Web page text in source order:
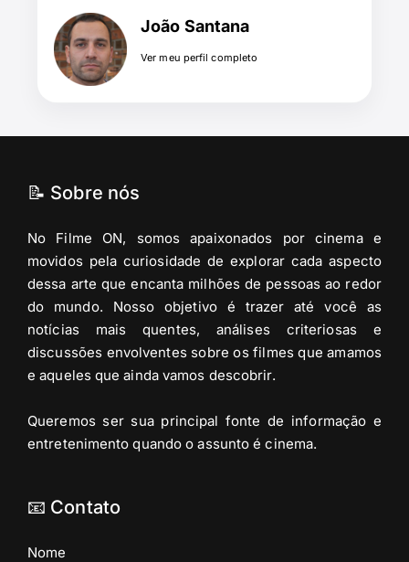
João Santana
Ver meu perfil completo
📝 Sobre nós
No Filme ON, somos apaixonados por cinema e
movidos pela curiosidade de explorar cada aspecto
dessa arte que encanta milhões de pessoas ao redor
do mundo. Nosso objetivo é trazer até você as
notícias mais quentes, análises criteriosas e
discussões envolventes sobre os filmes que amamos
e aqueles que ainda vamos descobrir.
Queremos ser sua principal fonte de informação e
entretenimento quando o assunto é cinema.
📧 Contato
Nome